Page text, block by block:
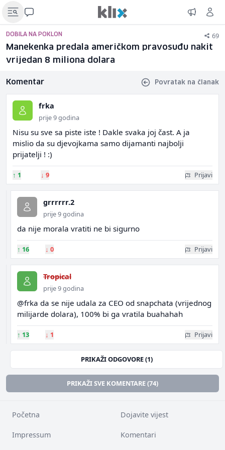
DOBILA NA POKLON 69
Manekenka predala američkom pravosuđu nakit
vrijedan 8 miliona dolara
Komentar Povratak na članak
frka
prije 9 godina
Nisu su sve sa piste iste ! Dakle svaka joj čast. A ja
mislio da su djevojkama samo dijamanti najbolji
prijatelji ! :)
↑ 1 ↓ 9 Prijavi
grrrrrr.2
prije 9 godina
da nije morala vratiti ne bi sigurno
↑ 16 ↓ 0 Prijavi
Tropical
prije 9 godina
@frka da se nije udala za CEO od snapchata (vrijednog
milijarde dolara), 100% bi ga vratila buahahah
↑ 13 ↓ 1 Prijavi
PRIKAŽI ODGOVORE (1)
PRIKAŽI SVE KOMENTARE (74)
Početna Dojavite vijest
Impressum Komentari